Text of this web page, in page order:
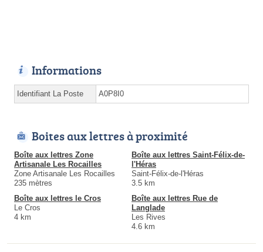
Informations
Identifiant La Poste A0P8I0
Boites aux lettres à proximité
Boîte aux lettres Zone
Artisanale Les Rocailles
Zone Artisanale Les Rocailles
235 mètres
Boîte aux lettres Saint-Félix-de-
l'Héras
Saint-Félix-de-l'Héras
3.5 km
Boîte aux lettres le Cros
Le Cros
4 km
Boîte aux lettres Rue de
Langlade
Les Rives
4.6 km